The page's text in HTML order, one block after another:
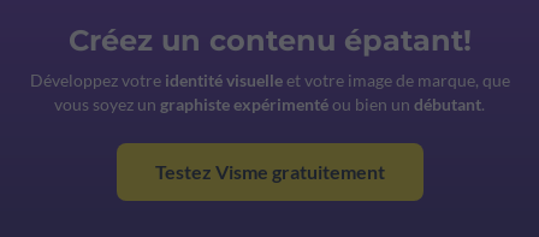
Créez un contenu épatant!
Développez votre identité visuelleet votre image de marque, que
vous soyez un graphiste expérimentéou bien un débutant.
Testez Visme gratuitement